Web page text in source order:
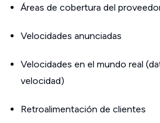
Áreas de cobertura del
Velocidades anunciadas
Velocidades en el mundo real
velocidad)
Retroalimentación de clientes